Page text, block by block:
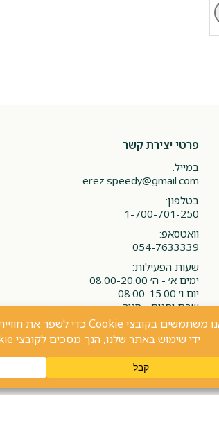
פרטי יצירת קשר
במייל:
erez.speedy@gmail.com
בטלפון:
1-700-701-250
וואטסאפ:
054-7633339
שעות הפעילות:
ימים א׳ - ה׳ 08:00-20:00
יום ו׳ 08:00-15:00
שבת וחגים - סגור